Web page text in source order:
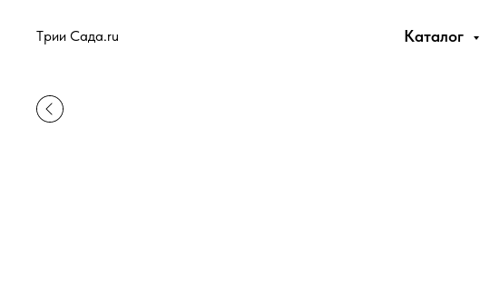
Tрии Сада.ru Каталог